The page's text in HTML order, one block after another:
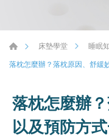
床墊學堂
睡眠
落枕怎麼辦？落枕原因、舒緩
落枕怎麼辦
以及預防方